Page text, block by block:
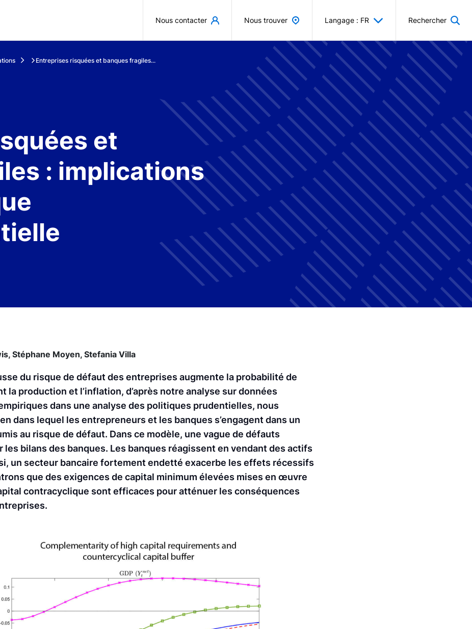
Nous contacter Nous trouver Langage : FR Rechercher
Entreprises risquées et banques fragiles...
et
: implications
Stéphane Moyen, Stefania Villa
du risque de défaut des entreprises augmente la probabilité de
la production et l’inflation, d’après notre analyse sur données
dans une analyse des politiques prudentielles, nous
dans lequel les entrepreneurs et les banques s’engagent dans un
au risque de défaut. Dans ce modèle, une vague de défauts
bilans des banques. Les banques réagissent en vendant des actifs
un secteur bancaire fortement endetté exacerbe les effets récessifs
que des exigences de capital minimum élevées mises en œuvre
contracyclique sont efficaces pour atténuer les conséquences